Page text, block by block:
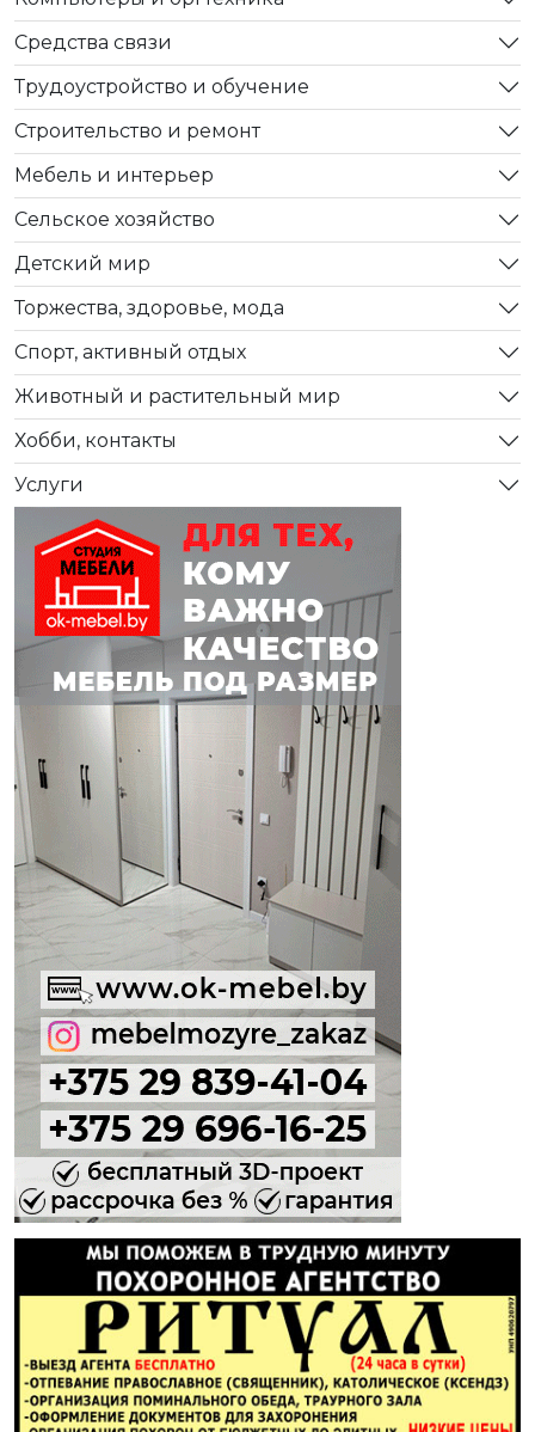
Средства связи
Трудоустройство и обучение
Строительство и ремонт
Мебель и интерьер
Сельское хозяйство
Детский мир
Торжества, здоровье, мода
Спорт, активный отдых
Животный и растительный мир
Хобби, контакты
Услуги